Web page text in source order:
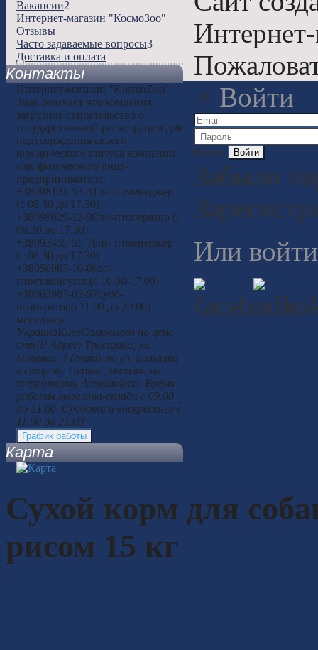
Вакансии2
Интернет-магазин "КосмоЗоо"
Отзывы
Часто задаваемые вопросы3
Доставка и оплата
Контакты
Интернет-магазин "KosmoZoo"
Знак означает что компания
загрузила свидетельство о
государственной регистрации для
подтверждения своего
юридического статуса компании
или физического лица-
предпринимателя.
+38098121-53-31 пн-птменеджер
(с 08.30 до 17.30)
+38099029-12-90пн-птоператор (с
08.30 до 17.30)
+38093455-55-78пн-птменеджер
(с 08.30 до 17.30)
+38050967-10-06вт-
птвет.консульт.(с 10.00-17.00)
+38063887-03-97субб-
всоператор(с11.00 до 20.00)
менеджер
УкраинаКиевСамовывоз по цене
опт!!! Адрес: Троещина, ул.
Полевая, 4 (ехать по ул. Бальзака
в сторону Церкви, магазин на
территории Автомойки). Время
работы магазина-склада с 09.00
до 21.00. Суббота и воскресенье с
11.00 до 21.00
График работы
Карта
Сухой корм для
рисом 15 кг
× Войти
Войти
Забыли
Или